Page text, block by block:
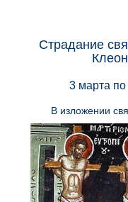
Страдание
3 марта по
В изложении